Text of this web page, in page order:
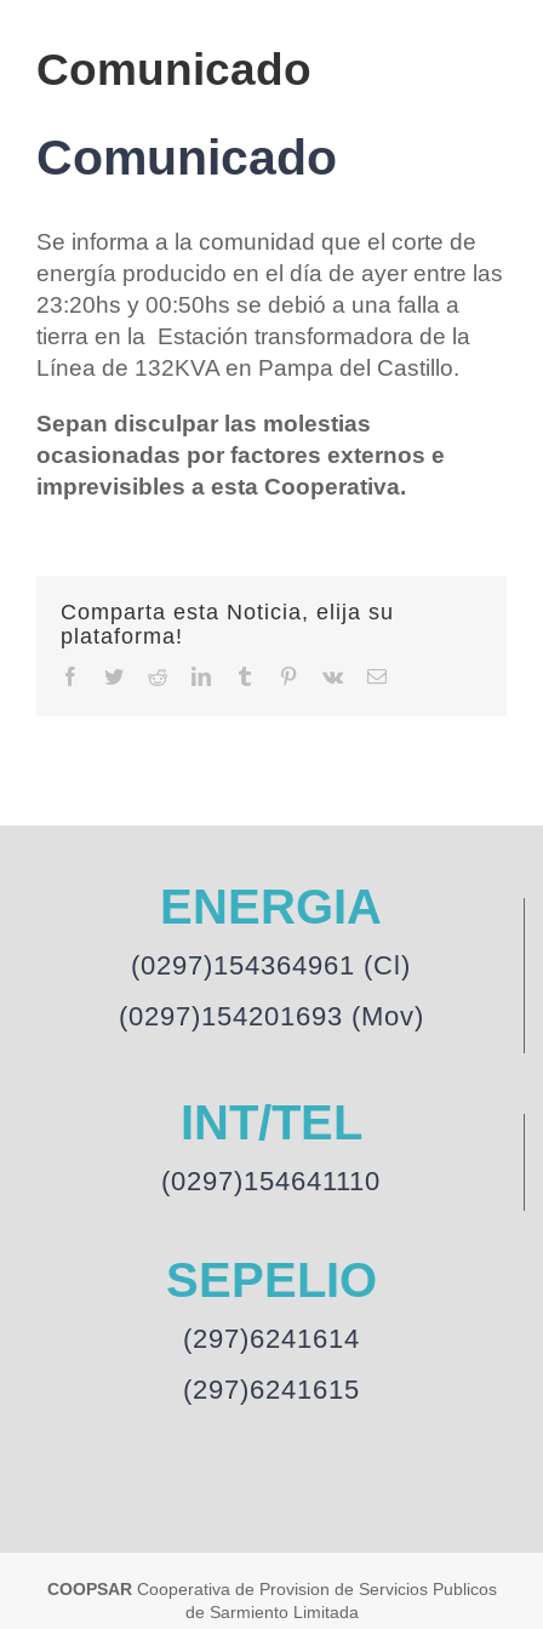
Comunicado
Comunicado
Se informa a la comunidad que el corte de
energía producido en el día de ayer entre las
23:20hs y 00:50hs se debió a una falla a
tierra en la Estación transformadora de la
Línea de 132KVA en Pampa del Castillo.
Sepan disculpar las molestias
ocasionadas por factores externos e
imprevisibles a esta Cooperativa.
Comparta esta Noticia, elija su
plataforma!
Facebook
TwitterRedditLinkedInTumblr Pinterest
Vk Email
ENERGIA
(0297)154364961 (Cl)
(0297)154201693 (Mov)
INT/TEL
(0297)154641110
SEPELIO
(297)6241614
(297)6241615
COOPSARCooperativa de Provision de Servicios Publicos
de Sarmiento Limitada